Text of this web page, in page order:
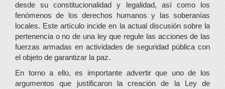
desde su constitucionalidad y legalidad, así como los
fenómenos de los derechos humanos y las soberanías
locales. Este artículo incide en la actual discusión sobre la
pertenencia o no de una ley que regule las acciones de las
fuerzas armadas en actividades de seguridad pública con
el objeto de garantizar la paz.
En torno a ello, es importante advertir que uno de los
argumentos que justificaron la creación de la Ley de